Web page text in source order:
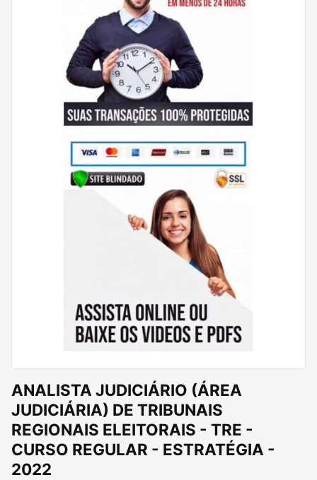
ANALISTA JUDICIÁRIO (ÁREA
JUDICIÁRIA) DE TRIBUNAIS
REGIONAIS ELEITORAIS - TRE -
CURSO REGULAR - ESTRATÉGIA -
2022